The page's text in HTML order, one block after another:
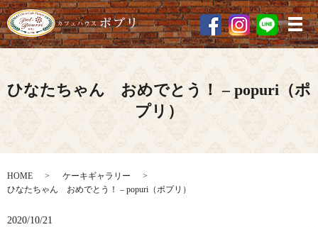
メ
ひなたちゃん おめでとう！ – popuri（ポ
プリ）
HOME
ケーキギャラリー
ひなたちゃん おめでとう！ – popuri（ポプリ）
2020/10/21